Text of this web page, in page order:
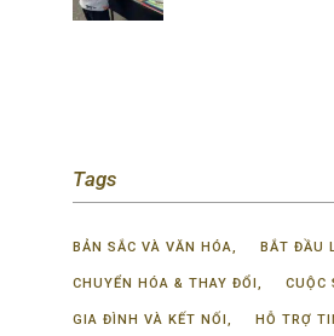
Tags
BẢN SẮC VÀ VĂN HÓA BẮT ĐẦU
CHUYỂN HÓA & THAY ĐỔI CUỘC
GIA ĐÌNH VÀ KẾT NỐI HỖ TRỢ